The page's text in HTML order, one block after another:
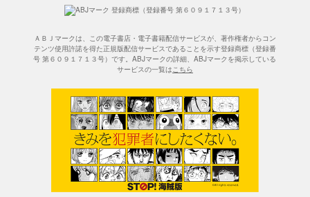
ＡＢＪマークは、この電子書店・電子書籍配信サービスが、著作権者からコン
テンツ使用許諾を得た正規版配信サービスであることを示す登録商標（登録番
号 第６０９１７１３号）です。ABJマークの詳細、ABJマークを掲示している
サービスの一覧はこちら